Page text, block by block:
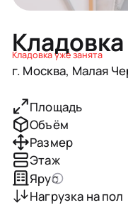
Кладовка
Кладовка уже занята
г. Москва, Малая
Площадь
Объём
Размер
Этаж
Ярус
Нагрузка на пол